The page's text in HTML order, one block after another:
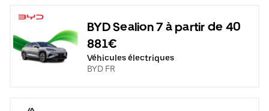
BYD Sealion 7 à partir de 40
881€
Véhicules électriques
BYD FR